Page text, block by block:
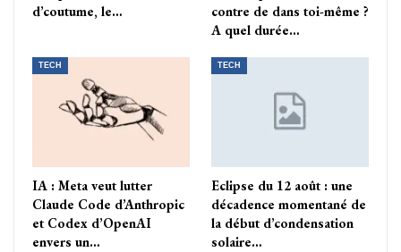
d’coutume, le…
contre de dans toi-même ?
A quel durée…
TECH
IA : Meta veut lutter
Claude Code d’Anthropic
et Codex d’OpenAI
envers un…
TECH
Eclipse du 12 août : une
décadence momentané de
la début d’condensation
solaire…